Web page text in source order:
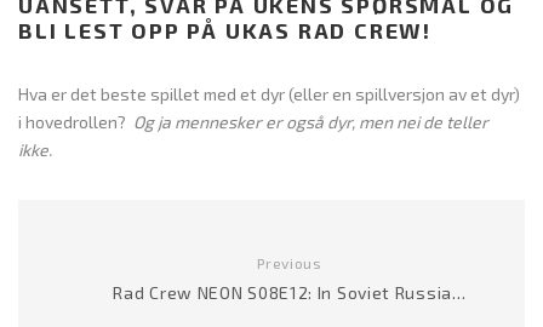
BLI LEST OPP PÅ UKAS RAD CREW!
Hva er det beste spillet med et dyr (eller en spillversjon av et dyr)
i hovedrollen? Og ja mennesker er også dyr, men nei de teller
ikke.
Previous
Rad Crew NEON S08E12: In Soviet Russia…